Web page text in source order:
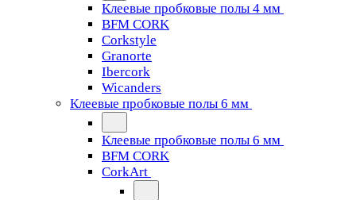
Клеевые пробковые полы 4 мм
BFM CORK
Corkstyle
Granorte
Ibercork
Wicanders
Клеевые пробковые полы 6 мм
Клеевые пробковые полы 6 мм
BFM CORK
CorkArt